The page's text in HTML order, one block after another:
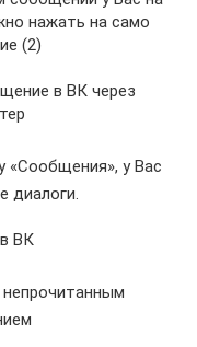
нажать на само
(2)
в ВК через
«Сообщения», у Вас
диалоги.
ВК